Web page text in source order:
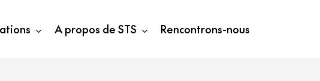
A propos de STS Rencontrons-nous